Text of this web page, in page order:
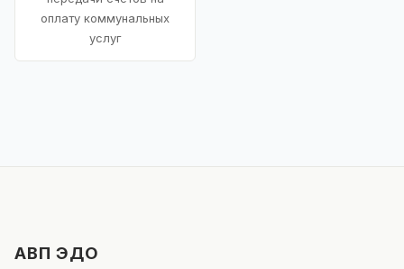
оплату коммунальных
услуг
АВП ЭДО